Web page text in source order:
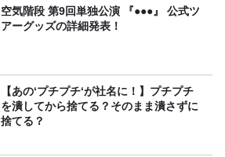
空気階段 第9回単独公演 『●●●』 公式ツ
アーグッズの詳細発表！
【あの‘プチプチ‘が社名に！】プチプチ
を潰してから捨てる？そのまま潰さずに
捨てる？